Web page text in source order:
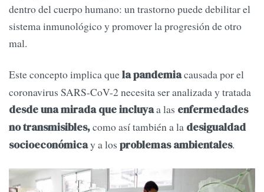
dentro del cuerpo humano: un trastorno puede debilitar el
sistema inmunológico y promover la progresión de otro
mal.
Este concepto implica quela pandemiacausada por el
coronavirus SARS-CoV-2 necesita ser analizada y tratada
desde una mirada que incluyaa las enfermedades
no transmisibles,como asítambién a la desigualdad
socioeconómicay a los problemas ambientales.